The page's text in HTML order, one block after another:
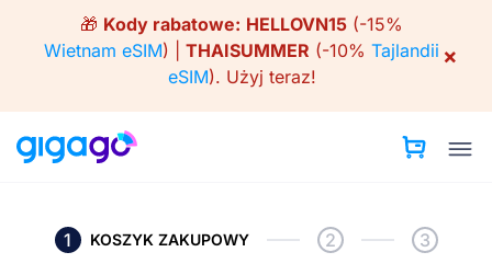
🎁 Kody rabatowe: HELLOVN15 (-15%
Wietnam eSIM) | THAISUMMER (-10% Tajlandii
eSIM). Użyj teraz!
×
1 KOSZYK ZAKUPOWY 2 3